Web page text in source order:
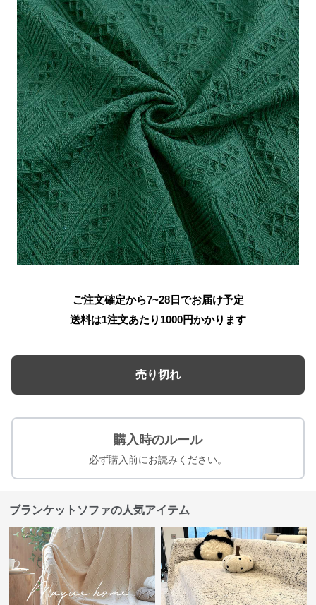
ご注文確定から7~28日でお届け予定
送料は1注文あたり 1000円かかります
売り切れ
購入時のルール
必ず購入前にお読みください。
ブランケットソファの人気アイテム